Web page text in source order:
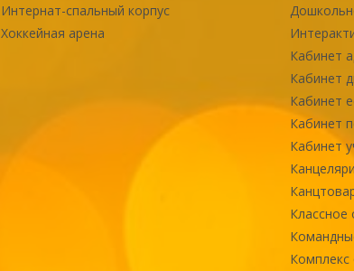
Интернат-спальный корпус
Хоккейная арена
Кабинет
Кабинет
Кабинет
Кабинет
Кабинет
Классное
Комплекс